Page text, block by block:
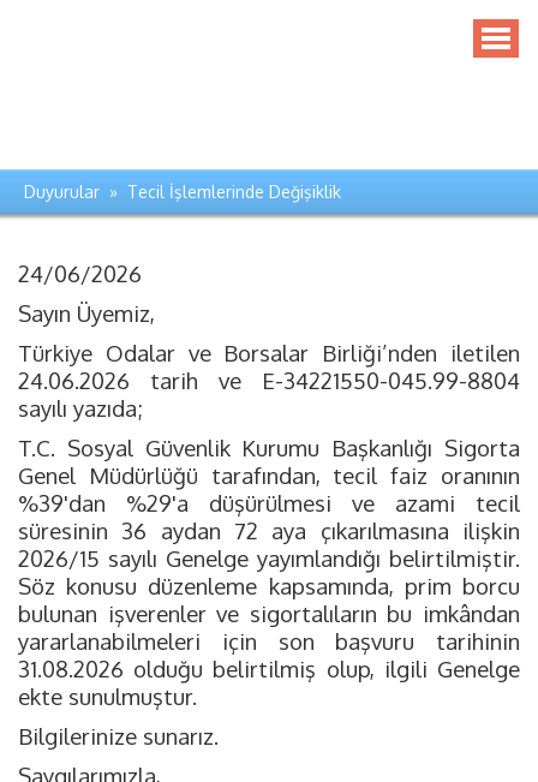
Duyurular » Tecil İşlemlerinde Değişiklik
24/06/2026
Sayın Üyemiz,
Türkiye Odalar ve Borsalar Birliği’nden iletilen
24.06.2026 tarih ve E-34221550-045.99-8804
sayılı yazıda;
T.C. Sosyal Güvenlik Kurumu Başkanlığı Sigorta
Genel Müdürlüğü tarafından, tecil faiz oranının
%39'dan %29'a düşürülmesi ve azami tecil
süresinin 36 aydan 72 aya çıkarılmasına ilişkin
2026/15 sayılı Genelge yayımlandığı belirtilmiştir.
Söz konusu düzenleme kapsamında, prim borcu
bulunan işverenler ve sigortalıların bu imkândan
yararlanabilmeleri için son başvuru tarihinin
31.08.2026 olduğu belirtilmiş olup, ilgili Genelge
ekte sunulmuştur.
Bilgilerinize sunarız.
Saygılarımızla,